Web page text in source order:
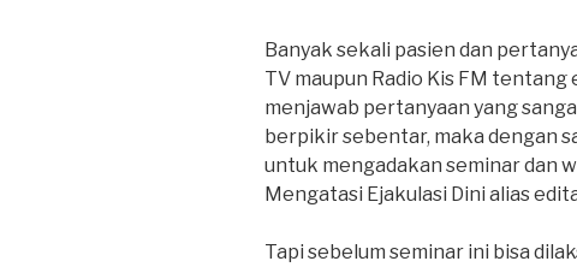
Banyak sekali pasien dan
TV maupun Radio Kis FM
menjawab pertanyaan yang
berpikir sebentar, maka dengan
untuk mengadakan seminar dan
Mengatasi Ejakulasi Dini alias
Tapi sebelum seminar ini bisa